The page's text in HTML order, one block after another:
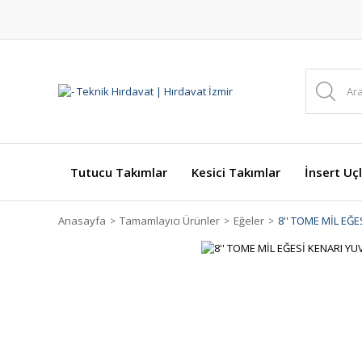
Tutucu Takımlar Kesici Takımlar İnsert
Anasayfa Tamamlayıcı Ürünler Eğeler 8'' TOME MİL